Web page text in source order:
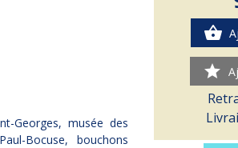
Georges, musée des
Bocuse, bouchons
shopping_basket
star